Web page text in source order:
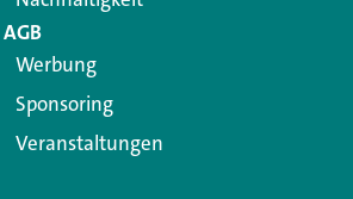
AGB
Werbung
Sponsoring
Veranstaltungen